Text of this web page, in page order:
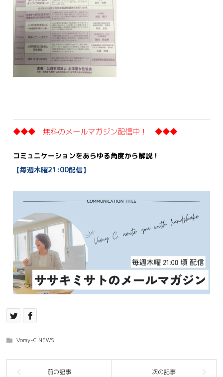
◆◆◆ 無料のメールマガジン配信中！ ◆◆◆
コミュニケーションをあらゆる角度から解説！
【毎週木曜21:00配信】
Vomy-C NEWS